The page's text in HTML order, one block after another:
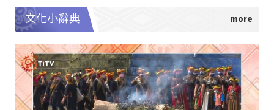
文化小辭典